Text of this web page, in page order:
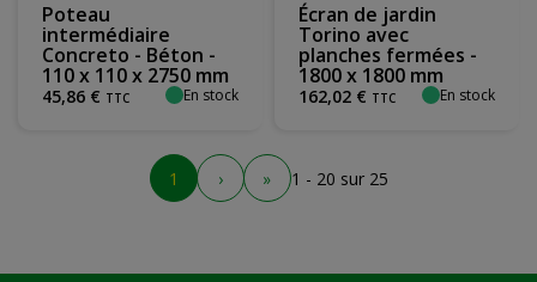
Poteau
intermédiaire
Concreto - Béton -
110 x 110 x 2750 mm
45,86 € TTC En stock
Écran de jardin
Torino avec
planches fermées -
1800 x 1800 mm
162,02 € TTC En stock
1 › » 1 - 20 sur 25